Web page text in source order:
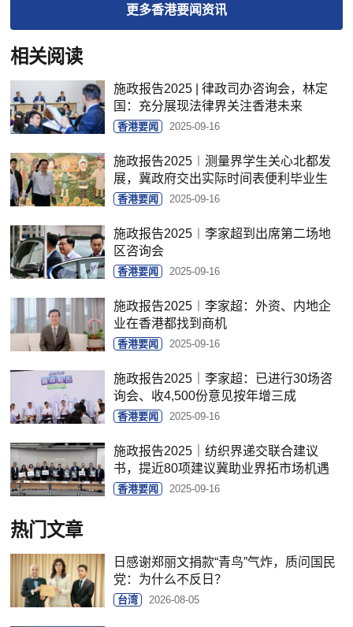
更多香港要闻资讯
相关阅读
施政报告2025 | 律政司办咨询会，林定
国：充分展现法律界关注香港未来
香港要闻 2025-09-16
施政报告2025︱测量界学生关心北都发
展，冀政府交出实际时间表便利毕业生
香港要闻 2025-09-16
施政报告2025︱李家超到出席第二场地
区咨询会
香港要闻 2025-09-16
施政报告2025︱李家超：外资、内地企
业在香港都找到商机
香港要闻 2025-09-16
施政报告2025｜李家超：已进行30场咨
询会、收4,500份意见按年增三成
香港要闻 2025-09-16
施政报告2025｜纺织界递交联合建议
书，提近80项建议冀助业界拓市场机遇
香港要闻 2025-09-16
热门文章
日感谢郑丽文捐款“青鸟”气炸，质问国民
党：为什么不反日？
台湾 2026-08-05